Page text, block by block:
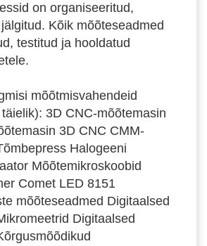
on organiseeritud,
Kõik mõõteseadmed
testitud ja hooldatud
mõõtmisvahendeid
3D CNC-mõõtemasin
3D CNC CMM-
Halogeeni
Mõõtemikroskoobid
Comet LED 8151
mõõteseadmed Digitaalsed
Digitaalsed